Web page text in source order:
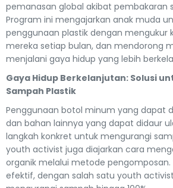
pemanasan global akibat pembakaran
Program ini mengajarkan anak muda
penggunaan plastik dengan mengukur
mereka setiap bulan, dan mendorong
menjalani gaya hidup yang lebih
Gaya Hidup Berkelanjutan: Solusi
Sampah Plastik
Penggunaan botol minum yang dapat
dan bahan lainnya yang dapat didaur
langkah konkret untuk mengurangi
youth activist juga diajarkan cara
organik melalui metode
efektif, dengan salah satu youth